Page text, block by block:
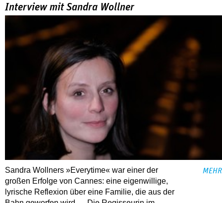
Interview mit Sandra Wollner
Sandra Wollners »Everytime« war einer der
großen Erfolge von Cannes: eine eigenwillige,
lyrische Reflexion über eine ­Familie, die aus der
MEHR